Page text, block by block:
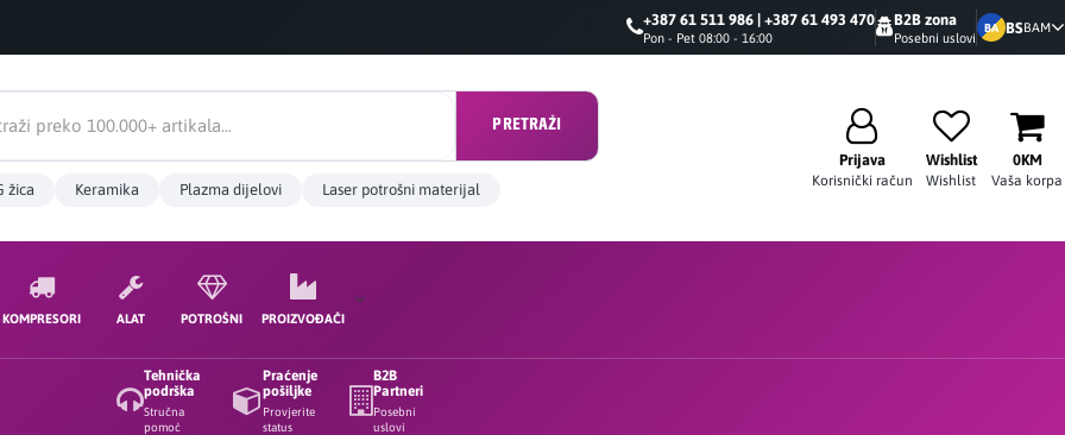
+387 61 511 986 | +387 61 493 470
Pon - Pet 08:00 - 16:00
B2B zona
Posebni uslovi
BA BSBAM
PRETRAŽI
žica Keramika Plazma dijelovi Laser potrošni materijal
Prijava
Korisnički račun
Wishlist
Wishlist
0KM
Vaša korpa
KOMPRESORI ALAT POTROŠNI PROIZVOĐAČI
Tehnička
podrška
Stručna
pomoć
Praćenje
pošiljke
Provjerite
status
B2B
Partneri
Posebni
uslovi